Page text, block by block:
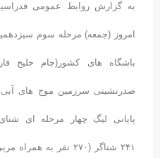
به گزارش روابط عمومی
امروز (جمعه) مرحله سوم
باشگاه های کشور(جام خلیج
صدرنشینی سرزمین موج های آبی